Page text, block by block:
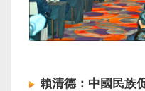
賴清德：中國民族